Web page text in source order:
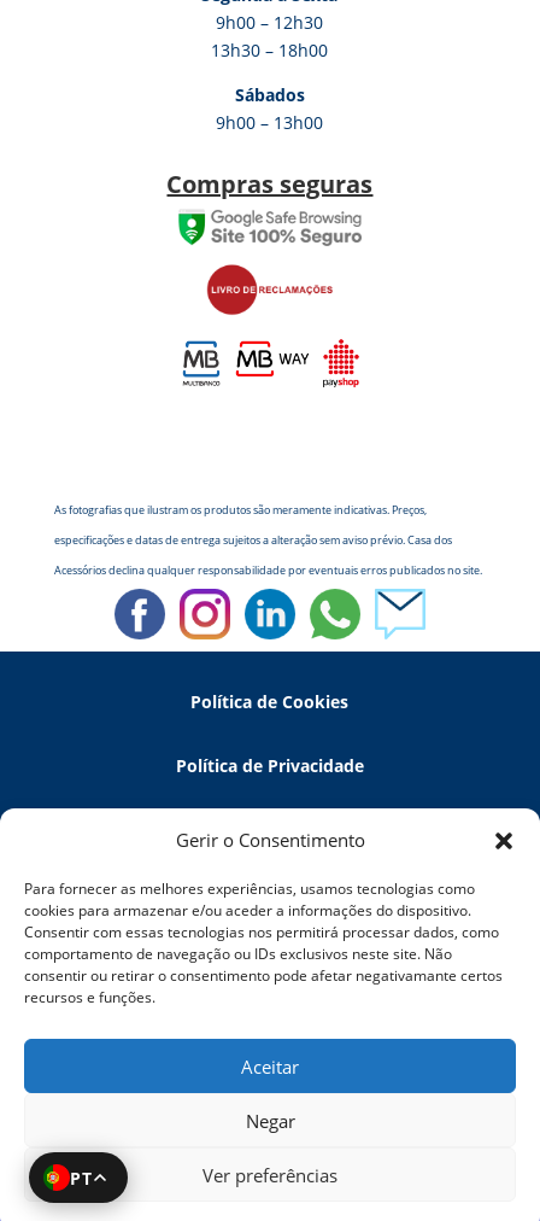
Gerir o Consentimento
Para fornecer as melhores experiências, usamos tecnologias como
cookies para armazenar e/ou aceder a informações do dispositivo.
Consentir com essas tecnologias nos permitirá processar dados, como
comportamento de navegação ou IDs exclusivos neste site. Não
consentir ou retirar o consentimento pode afetar negativamante certos
recursos e funções.
Aceitar
Negar
Ver preferências
PT
9h00 – 12h30
13h30 – 18h00
Sábados
9h00 – 13h00
Compras seguras
As fotografias que ilustram os produtos são meramente indicativas. Preços,
especificações e datas de entrega sujeitos a alteração sem aviso prévio. Casa dos
Acessórios declina qualquer responsabilidade por eventuais erros publicados no site.
Política de Cookies
Política de Privacidade
Política de Devoluções
Termos e Condições
Resolução de Litígios
5 Elements Tech